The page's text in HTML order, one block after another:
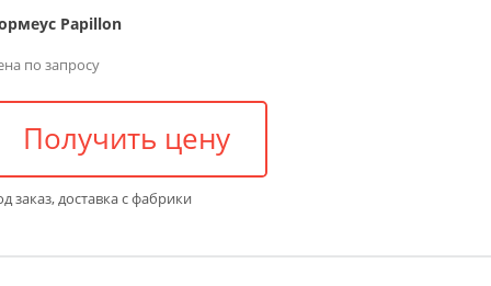
Papillon
по запросу
Получить цену
заказ, доставка с фабрики